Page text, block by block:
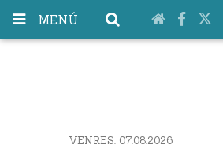
MENÚ
VENRES. 07.08.2026